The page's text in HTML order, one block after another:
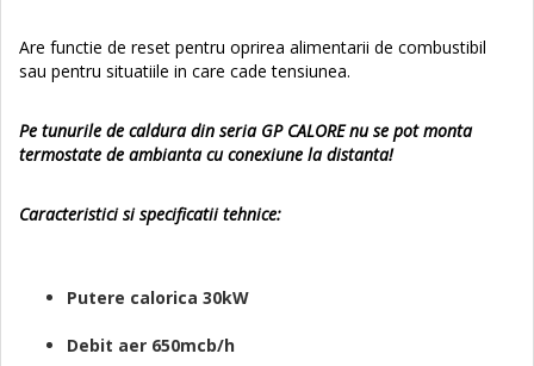
Are functie de reset pentru oprirea alimentarii de combustibil
sau pentru situatiile in care cade tensiunea.
Pe tunurile de caldura din seria GP CALORE nu se pot monta
termostate de ambianta cu conexiune la distanta!
Caracteristici si specificatii tehnice:
Putere calorica 30kW
Debit aer 650mcb/h